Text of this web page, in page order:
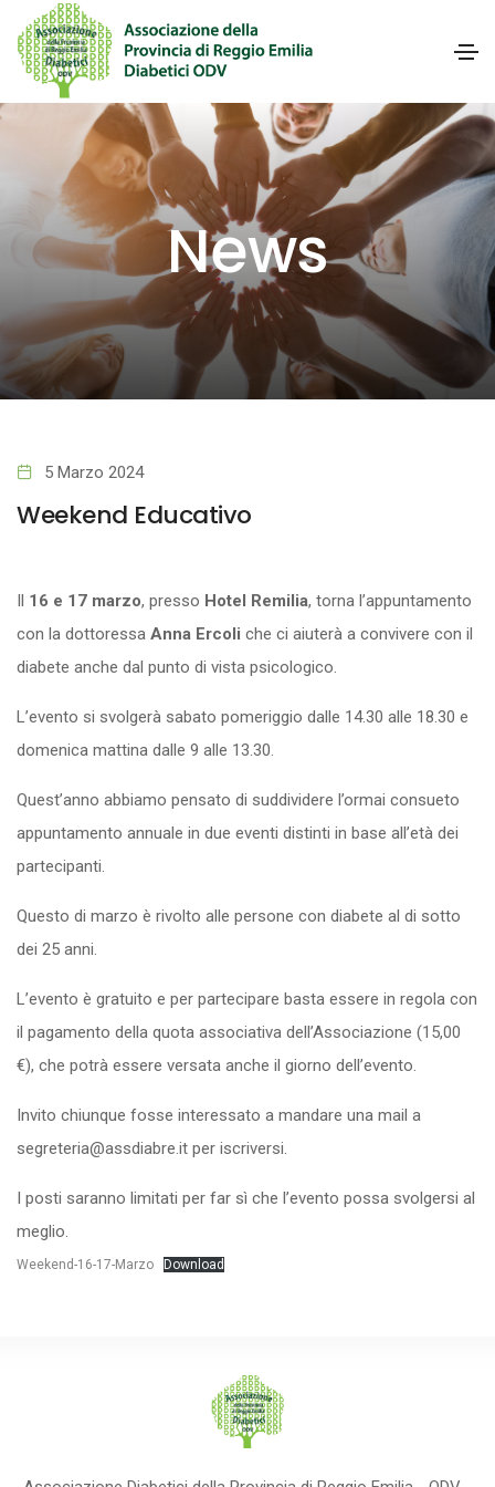
News
5 Marzo 2024
Weekend Educativo
Il 16 e 17 marzo, presso Hotel Remilia, torna l’appuntamento
con la dottoressa Anna Ercoli che ci aiuterà a convivere con il
diabete anche dal punto di vista psicologico.
L’evento si svolgerà sabato pomeriggio dalle 14.30 alle 18.30 e
domenica mattina dalle 9 alle 13.30.
Quest’anno abbiamo pensato di suddividere l’ormai consueto
appuntamento annuale in due eventi distinti in base all’età dei
partecipanti.
Questo di marzo è rivolto alle persone con diabete al di sotto
dei 25 anni.
L’evento è gratuito e per partecipare basta essere in regola con
il pagamento della quota associativa dell’Associazione (15,00
€), che potrà essere versata anche il giorno dell’evento.
Invito chiunque fosse interessato a mandare una mail a
segreteria@assdiabre.it per iscriversi.
I posti saranno limitati per far sì che l’evento possa svolgersi al
meglio.
Weekend-16-17-Marzo Download